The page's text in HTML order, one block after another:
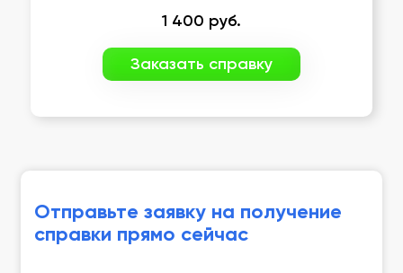
1 400 руб.
Заказать справку
Отправьте заявку на получение
справки прямо сейчас